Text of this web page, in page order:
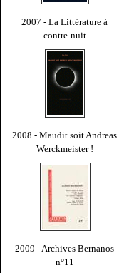
2007 - La Littérature à
contre-nuit
2008 - Maudit soit Andreas
Werckmeister !
2009 - Archives Bernanos
n°11